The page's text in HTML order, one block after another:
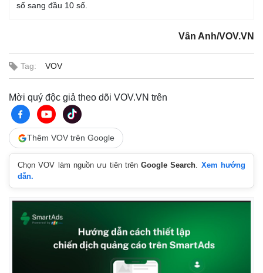
số sang đầu 10 số.
Vân Anh/VOV.VN
Tag: VOV
Mời quý độc giả theo dõi VOV.VN trên
Thêm VOV trên Google
Chọn VOV làm nguồn ưu tiên trênGoogle Search. Xem hướng
dẫn.